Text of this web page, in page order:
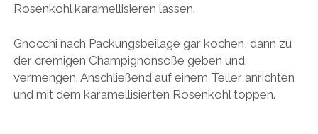
Rosenkohl karamellisieren lassen.
Gnocchi nach Packungsbeilage gar kochen, dann zu
der cremigen Champignonsoße geben und
vermengen. Anschließend auf einem Teller anrichten
und mit dem karamellisierten Rosenkohl toppen.